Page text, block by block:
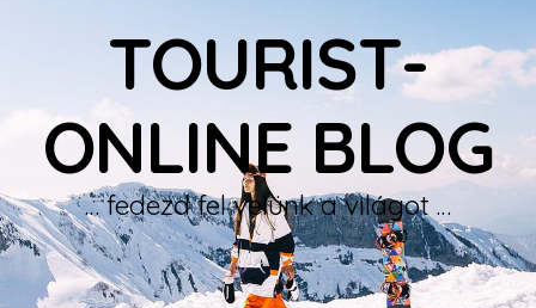
TOURIST-
ONLINE BLOG
… fedezd fel velünk a világot …